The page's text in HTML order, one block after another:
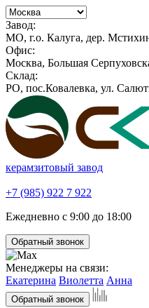
Завод:
МО, г.о. Калуга, дер.
Офис:
Москва, Большая
Склад:
РО, пос.Ковалевка, ул.
керамзитовый завод
+7 (985) 922 7 922
Ежедневно с 9:00 до 18:00
Обратный звонок
Менеджеры на связи:
Екатерина Виолетта Анна
Обратный звонок